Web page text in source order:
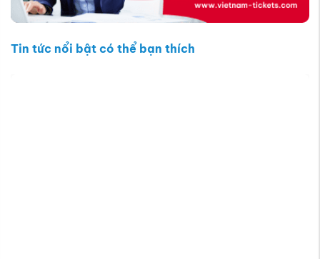
Tin tức nổi bật có thể bạn thích